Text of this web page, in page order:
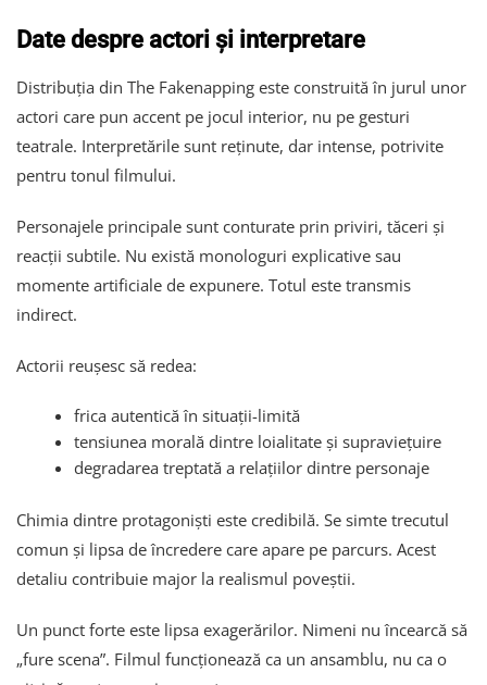
Date despre actori și interpretare
Distribuția din The Fakenapping este construită în jurul unor
actori care pun accent pe jocul interior, nu pe gesturi
teatrale. Interpretările sunt reținute, dar intense, potrivite
pentru tonul filmului.
Personajele principale sunt conturate prin priviri, tăceri și
reacții subtile. Nu există monologuri explicative sau
momente artificiale de expunere. Totul este transmis
indirect.
Actorii reușesc să redea:
frica autentică în situații-limită
tensiunea morală dintre loialitate și supraviețuire
degradarea treptată a relațiilor dintre personaje
Chimia dintre protagoniști este credibilă. Se simte trecutul
comun și lipsa de încredere care apare pe parcurs. Acest
detaliu contribuie major la realismul poveștii.
Un punct forte este lipsa exagerărilor. Nimeni nu încearcă să
„fure scena”. Filmul funcționează ca un ansamblu, nu ca o